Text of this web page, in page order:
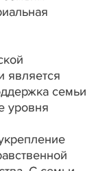
является
семьи
уровня